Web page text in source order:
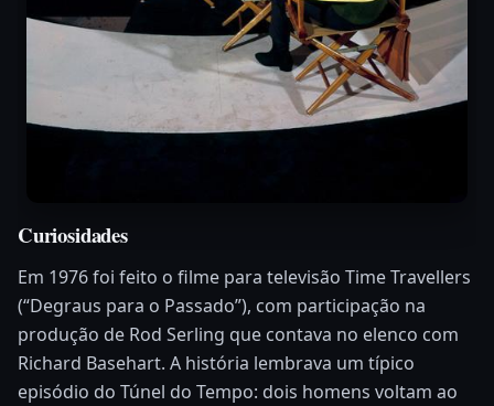
Curiosidades
Em 1976 foi feito o filme para televisão Time Travellers
(“Degraus para o Passado”), com participação na
produção de Rod Serling que contava no elenco com
Richard Basehart. A história lembrava um típico
episódio do Túnel do Tempo: dois homens voltam ao